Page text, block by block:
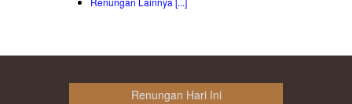
Renungan Hari Ini